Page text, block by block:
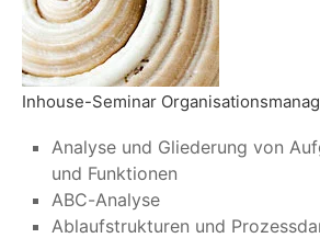
Inhouse-Seminar
Analyse und Gliederung von
und Funktionen
ABC-Analyse
Ablaufstrukturen und